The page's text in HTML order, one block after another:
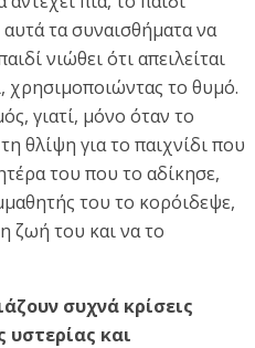
τα συναισθήματα να
νιώθει ότι απειλείται
χρησιμοποιώντας το θυμό.
γιατί, μόνο όταν το
θλίψη για το παιχνίδι που
του που το αδίκησε,
του το κορόιδεψε,
ζωή του και να το
συχνά κρίσεις
υστερίας και